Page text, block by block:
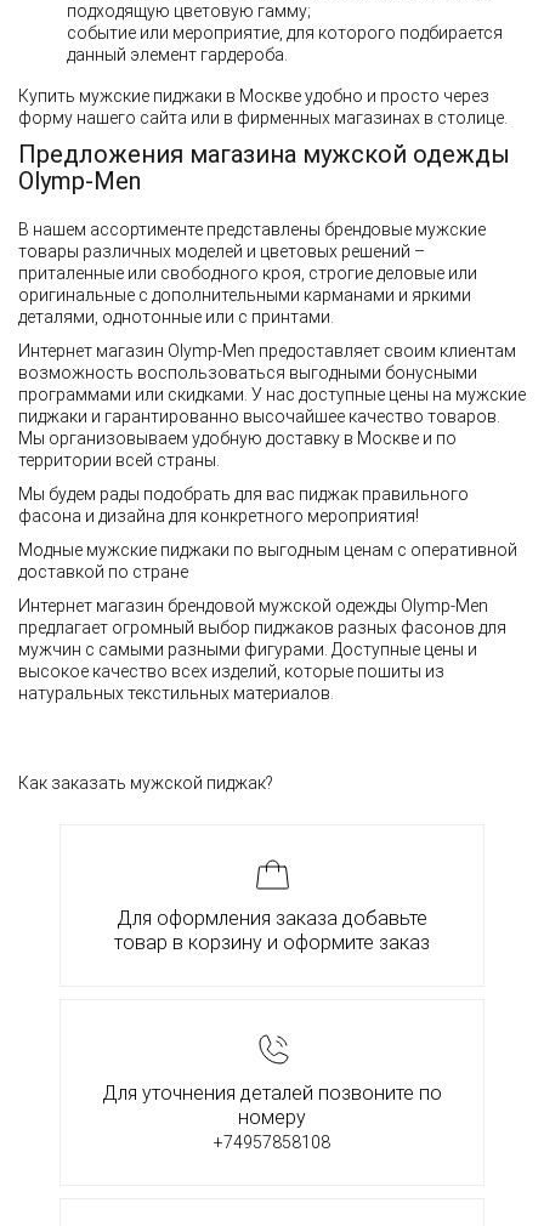
подходящую цветовую гамму;
событие или мероприятие, для которого подбирается
данный элемент гардероба.
Купить мужские пиджаки в Москве удобно и просто через
форму нашего сайта или в фирменных магазинах в столице.
Предложения магазина мужской одежды
Olymp-Men
В нашем ассортименте представлены брендовые мужские
товары различных моделей и цветовых решений –
приталенные или свободного кроя, строгие деловые или
оригинальные с дополнительными карманами и яркими
деталями, однотонные или с принтами.
Интернет магазин Olymp-Men предоставляет своим клиентам
возможность воспользоваться выгодными бонусными
программами или скидками. У нас доступные цены на мужские
пиджаки и гарантированно высочайшее качество товаров.
Мы организовываем удобную доставку в Москве и по
территории всей страны.
Мы будем рады подобрать для вас пиджак правильного
фасона и дизайна для конкретного мероприятия!
Модные мужские пиджаки по выгодным ценам с оперативной
доставкой по стране
Интернет магазин брендовой мужской одежды Olymp-Men
предлагает огромный выбор пиджаков разных фасонов для
мужчин с самыми разными фигурами. Доступные цены и
высокое качество всех изделий, которые пошиты из
натуральных текстильных материалов.
Как заказать мужской пиджак?
Для оформления заказа добавьте
товар в корзину и оформите заказ
Для уточнения деталей позвоните по
номеру
+74957858108